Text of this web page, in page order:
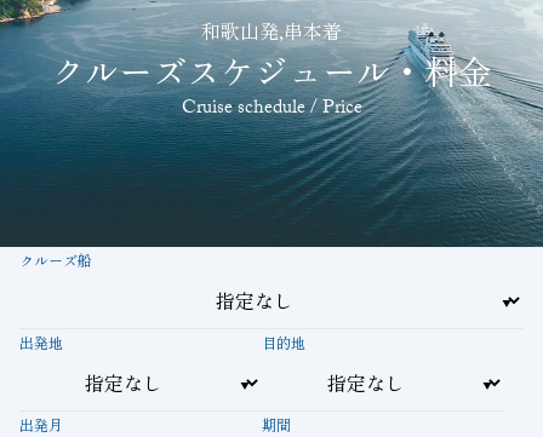
和歌山発,串本着
クルーズスケジュール・料金
Cruise schedule / Price
クルーズ船
出発地 目的地
出発月 期間